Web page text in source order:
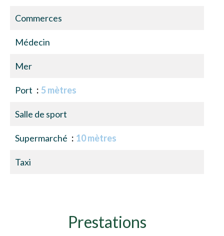
Commerces
Médecin
Mer
Port 5 mètres
Salle de sport
Supermarché 10 mètres
Taxi
Prestations